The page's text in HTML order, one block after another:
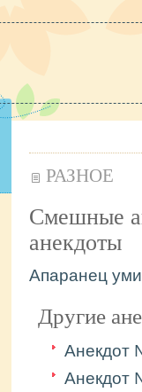
РАЗНОЕ
Смешные
анекдоты
Апаранец
Другие